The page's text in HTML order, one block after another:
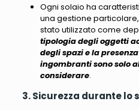
Ogni solaio ha
una gestione particolare
stato utilizzato come
tipologia degli oggetti
degli spazi e la
ingombranti sono solo
considerare.
3. Sicurezza durante lo